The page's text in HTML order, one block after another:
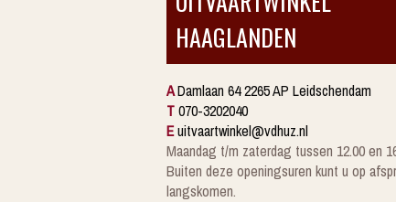
HAAGLANDEN
ADamlaan 64 2265 AP Leidschendam
T070-3202040
Euitvaartwinkel@vdhuz.nl
Maandag t/m zaterdag tussen 12.00 en
Buiten deze openingsuren kunt u op
langskomen.